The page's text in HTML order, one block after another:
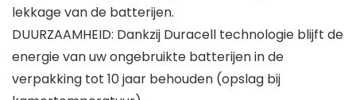
lekkage van de batterijen.
DUURZAAMHEID: Dankzij Duracell technologie blijft de
energie van uw ongebruikte batterijen in de
verpakking tot 10 jaar behouden (opslag bij